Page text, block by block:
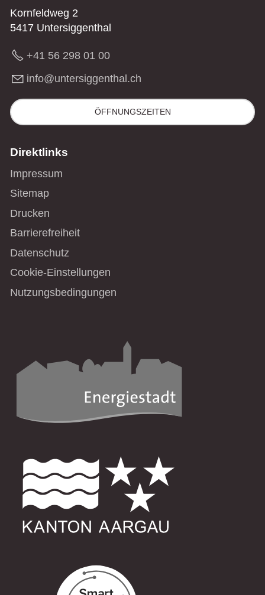
Kornfeldweg 2
5417 Untersiggenthal
+41 56 298 01 00
nf
nt rs gg nth l ch
ÖFFNUNGSZEITEN
Direktlinks
Impressum
Sitemap
Drucken
Barrierefreiheit
Datenschutz
Cookie-Einstellungen
Nutzungsbedingungen